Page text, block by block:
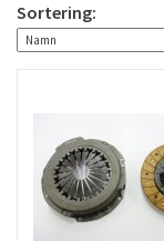
Sortering: